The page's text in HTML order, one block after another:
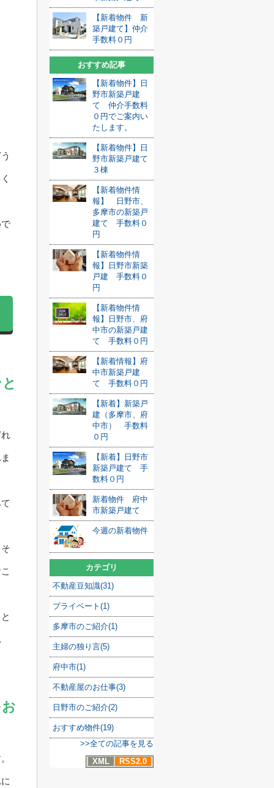
【新着物件 新
築戸建て】仲介
手数料０円
おすすめ記事
【新着物件】日
野市新築戸建
て 仲介手数料
０円でご案内い
たします。
【新着物件】日
野市新築戸建て
３棟
【新着物件情
報】 日野市、
多摩市の新築戸
建て 手数料０
円
【新着物件情
報】日野市新築
戸建 手数料０
円
【新着物件情
報】日野市、府
中市の新築戸建
て 手数料０円
【新着情報】府
中市新築戸建
て 手数料０円
【新着】新築戸
建（多摩市、府
中市） 手数料
０円
【新着】日野市
新築戸建て 手
数料０円
新着物件 府中
市新築戸建て
今週の新着物件
カテゴリ
不動産豆知識(31)
プライベート(1)
多摩市のご紹介(1)
主婦の独り言(5)
府中市(1)
不動産屋のお仕事(3)
日野市のご紹介(2)
おすすめ物件(19)
>>全ての記事を見る
XML
RSS2.0